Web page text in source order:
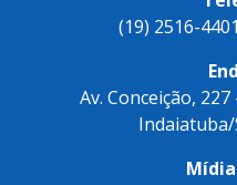
(19) 2516-
Av. Conceição,